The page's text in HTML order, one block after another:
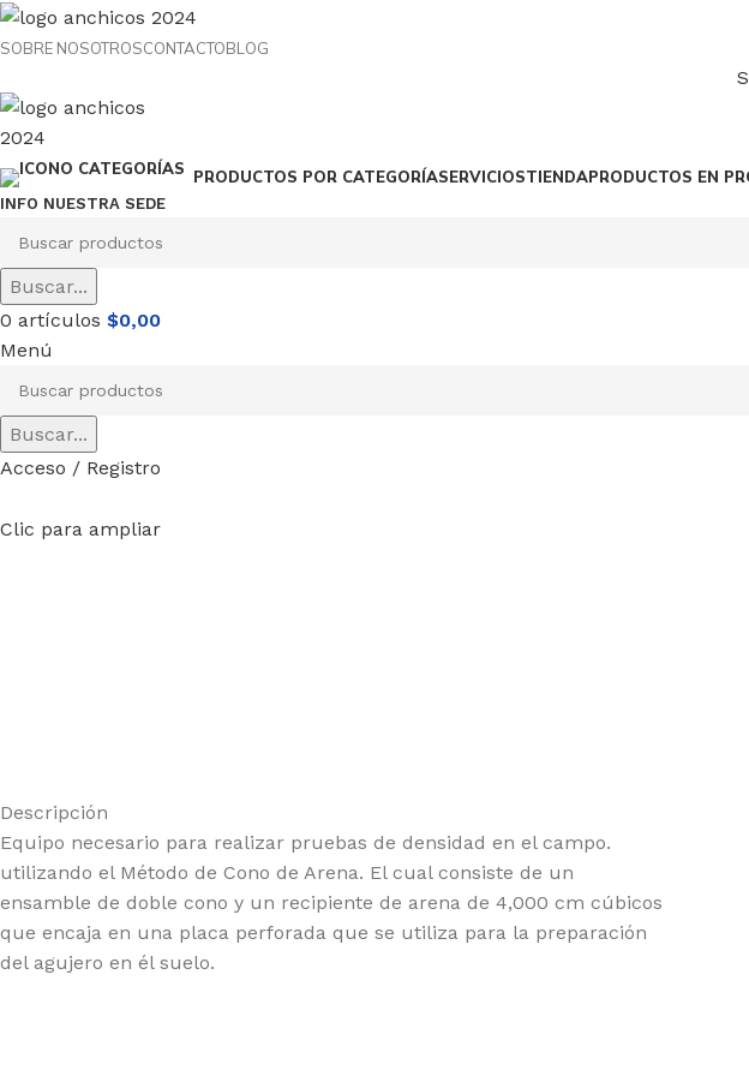
SOBRE NOSOTROSCONTACTOBLOG
PRODUCTOS POR CATEGORÍASERVICIOSTIENDAPRODUCTOS EN
INFO NUESTRA SEDE
Buscar...
0 artículos $0,00
Menú
Buscar...
Acceso / Registro
Clic para ampliar
Descripción
Equipo necesario para realizar pruebas de densidad en el campo.
utilizando el Método de Cono de Arena. El cual consiste de un
ensamble de doble cono y un recipiente de arena de 4,000 cm cúbicos
que encaja en una placa perforada que se utiliza para la preparación
del agujero en él suelo.